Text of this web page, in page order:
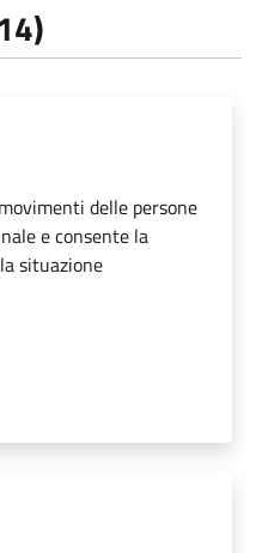
delle persone
e consente la
situazione